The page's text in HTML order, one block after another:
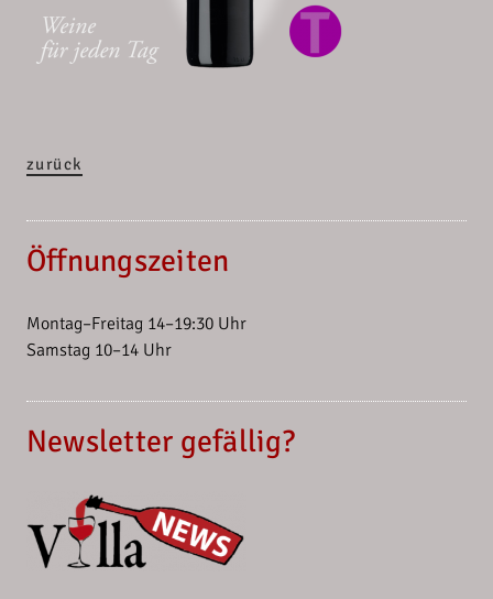
zurück
Öffnungszeiten
Montag–Freitag 14–19:30 Uhr
Samstag 10–14 Uhr
Newsletter gefällig?